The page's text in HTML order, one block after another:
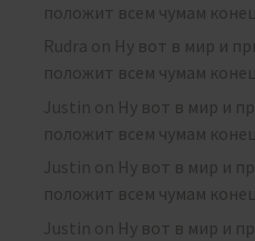
положит всем чумам
Rudra on Ну вот в мир и
положит всем чумам
Justin on Ну вот в мир и
положит всем чумам конец.
Justin on Ну вот в мир и
положит всем чумам
Justin on Ну вот в мир и